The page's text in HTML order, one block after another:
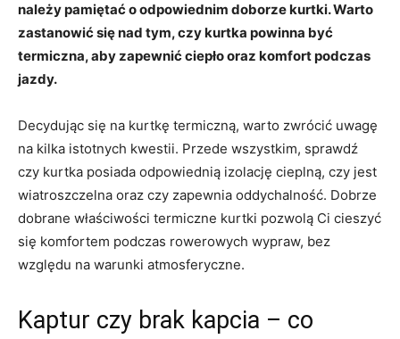
należy pamiętać‌ o odpowiednim doborze⁢ kurtki. Warto
zastanowić się ​nad tym,⁢ czy kurtka powinna być
termiczna, ​aby zapewnić ciepło oraz komfort podczas
jazdy.
Decydując się na kurtkę termiczną, ⁤warto zwrócić uwagę
na kilka istotnych kwestii. Przede wszystkim, sprawdź
czy ⁤kurtka posiada odpowiednią izolację cieplną, czy jest
wiatroszczelna oraz czy zapewnia oddychalność. Dobrze
dobrane właściwości termiczne⁣ kurtki pozwolą Ci cieszyć
się komfortem podczas rowerowych⁤ wypraw, bez
względu⁤ na warunki atmosferyczne.
Kaptur czy brak kapcia – co